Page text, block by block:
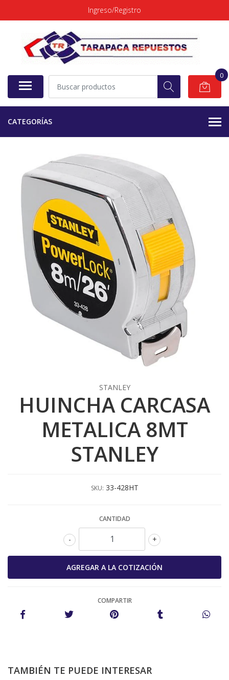
Ingreso/Registro
0
CATEGORÍAS
STANLEY
HUINCHA CARCASA
METALICA 8MT
STANLEY
SKU: 33-428HT
CANTIDAD
+
-
COMPARTIR
TAMBIÉN TE PUEDE INTERESAR